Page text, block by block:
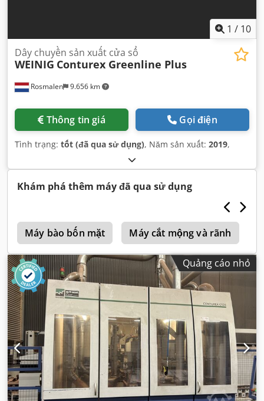
1 / 10
Rosmalen 9.656 km
Dây chuyền sản xuất cửa sổ
WEINIG Conturex Greenline Plus
Thông tin giá Gọi điện
Tình trạng: tốt (đã qua sử dụng), Năm sản xuất: 2019,
Khám phá thêm máy đã qua sử dụng
Máy bào bốn mặt Máy cắt mộng và rãnh
Quảng cáo nhỏ